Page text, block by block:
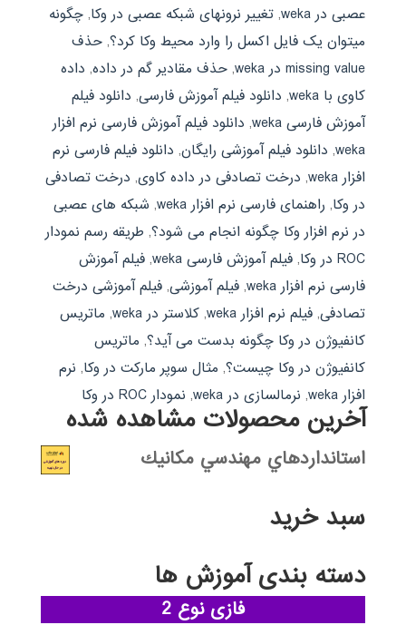
عصبی در weka
, تغییر نرونهای شبکه عصبی در وکا, چگونه
میتوان یک فایل اکسل را وارد محیط وکا کرد؟, حذف
missing value در weka
, حذف مقادیر گم در داده, داده
کاوی با weka
, دانلود فیلم آموزش فارسی, دانلود فیلم
آموزش فارسی weka
, دانلود فیلم آموزش فارسی نرم افزار
weka
, دانلود فیلم آموزشی رایگان, دانلود فیلم فارسی نرم
افزار weka
, درخت تصادفی در داده کاوی, درخت تصادفی
در وکا, راهنمای فارسی نرم افزار weka , شبکه های عصبی
در نرم افزار وکا چگونه انجام می شود؟, طریقه رسم نمودار
ROC در وکا
, فیلم آموزش فارسی weka , فیلم آموزش
فارسی نرم افزار weka
, فیلم آموزشی, فیلم آموزشی درخت
تصادفی, فیلم نرم افزار weka , کلاستر در weka , ماتریس
کانفیوژن در وکا چگونه بدست می آید؟, ماتریس
کانفیوژن در وکا چیست؟, مثال سوپر مارکت در وکا, نرم
افزار weka
, نرمالسازی در weka , نمودار ROC در وکا
آخرین محصولات مشاهده شده
استانداردهاي مهندسي مكانيك
سبد خرید
دسته بندی آموزش ها
فازی نوع 2